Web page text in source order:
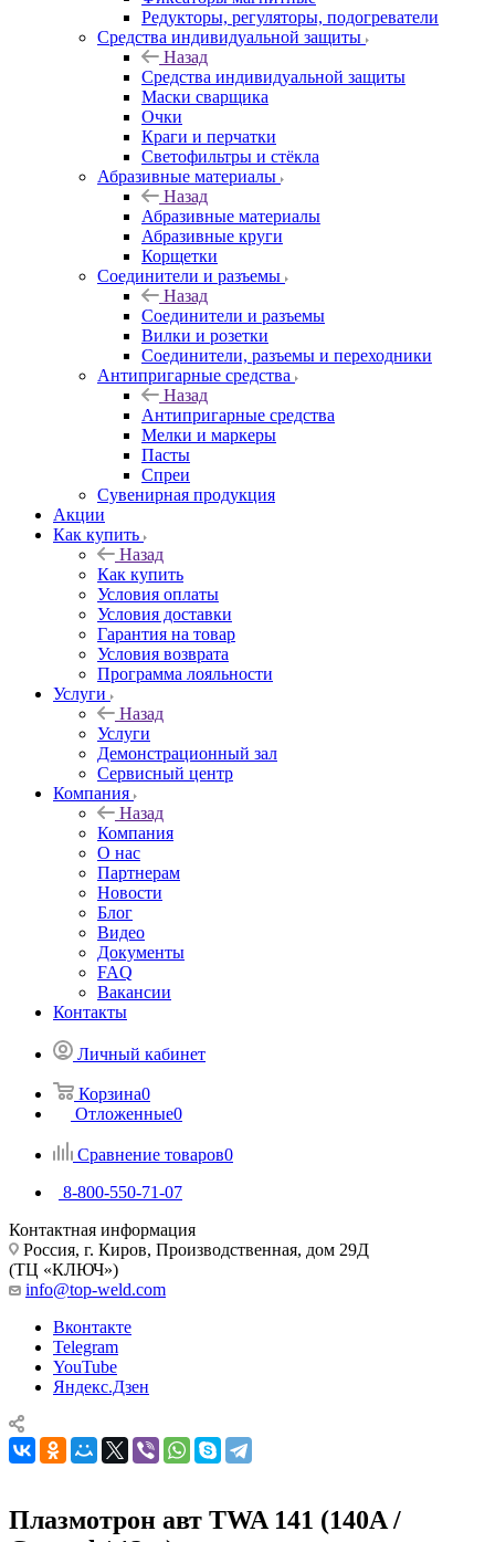
Редукторы, регуляторы, подогреватели
Средства индивидуальной защиты
Назад
Средства индивидуальной защиты
Маски сварщика
Очки
Краги и перчатки
Светофильтры и стёкла
Абразивные материалы
Назад
Абразивные материалы
Абразивные круги
Корщетки
Соединители и разъемы
Назад
Соединители и разъемы
Вилки и розетки
Соединители, разъемы и переходники
Антипригарные средства
Назад
Антипригарные средства
Мелки и маркеры
Пасты
Спреи
Сувенирная продукция
Акции
Как купить
Назад
Как купить
Условия оплаты
Условия доставки
Гарантия на товар
Условия возврата
Программа лояльности
Услуги
Назад
Услуги
Демонстрационный зал
Сервисный центр
Компания
Назад
Компания
О нас
Партнерам
Новости
Блог
Видео
Документы
FAQ
Вакансии
Контакты
Личный кабинет
Корзина0
Отложенные0
Сравнение товаров0
8-800-550-71-07
Контактная информация
Россия, г. Киров, Производственная, дом 29Д
(ТЦ «КЛЮЧ»)
info@top-weld.com
Вконтакте
Telegram
YouTube
Яндекс.Дзен
Плазмотрон авт TWA 141 (140A /